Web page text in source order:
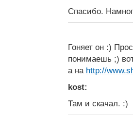
Спасибо.
Гоняет он :)
понимаешь ;)
а на http://
kost:
Там и скачал. :)